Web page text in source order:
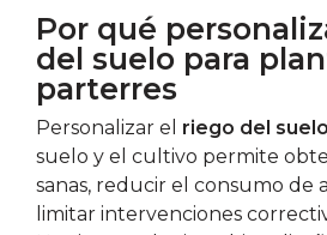
Por qué
del suelo para
parterres
Personalizar el riego del suelo
suelo y el cultivo permite
sanas, reducir el consumo de
limitar intervenciones